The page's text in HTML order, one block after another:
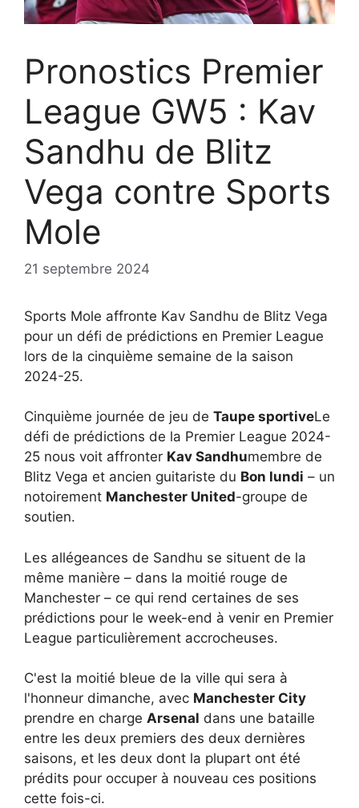
Pronostics Premier
League GW5 : Kav
Sandhu de Blitz
Vega contre Sports
Mole
21 septembre 2024
Sports Mole affronte Kav Sandhu de Blitz Vega
pour un défi de prédictions en Premier League
lors de la cinquième semaine de la saison
2024-25.
Cinquième journée de jeu de Taupe sportiveLe
défi de prédictions de la Premier League 2024-
25 nous voit affronter Kav Sandhumembre de
Blitz Vega et ancien guitariste du Bon lundi – un
notoirement Manchester United-groupe de
soutien.
Les allégeances de Sandhu se situent de la
même manière – dans la moitié rouge de
Manchester – ce qui rend certaines de ses
prédictions pour le week-end à venir en Premier
League particulièrement accrocheuses.
C'est la moitié bleue de la ville qui sera à
l'honneur dimanche, avec Manchester City
prendre en charge Arsenal dans une bataille
entre les deux premiers des deux dernières
saisons, et les deux dont la plupart ont été
prédits pour occuper à nouveau ces positions
cette fois-ci.